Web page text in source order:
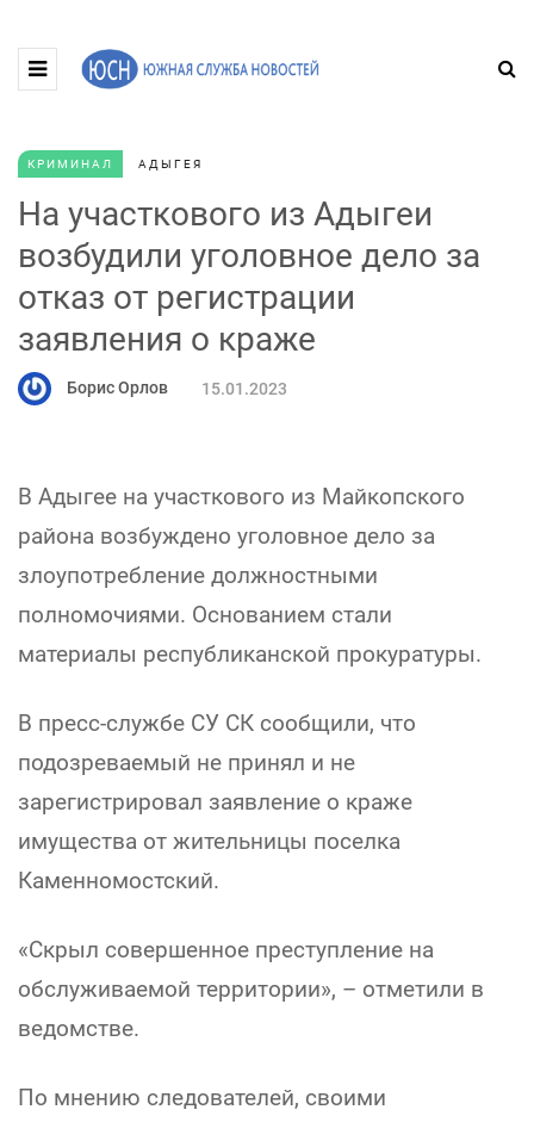
КРИМИНАЛ АДЫГЕЯ
На участкового из Адыгеи
возбудили уголовное дело за
отказ от регистрации
заявления о краже
Борис Орлов 15.01.2023
В Адыгее на участкового из Майкопского
района возбуждено уголовное дело за
злоупотребление должностными
полномочиями. Основанием стали
материалы республиканской прокуратуры.
В пресс-службе СУ СК сообщили, что
подозреваемый не принял и не
зарегистрировал заявление о краже
имущества от жительницы поселка
Каменномостский.
«Скрыл совершенное преступление на
обслуживаемой территории», – отметили в
ведомстве.
По мнению следователей, своими